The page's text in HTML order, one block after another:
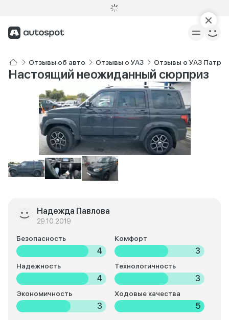
Отзывы об авто Отзывы о УАЗ Отзывы о УАЗ
Настоящий неожиданный сюрприз
Надежда Павлова
29.10.2019
Безопасность
4
Комфорт
3
Надежность
4
Технологичность
3
Экономичность
3
Ходовые качества
5